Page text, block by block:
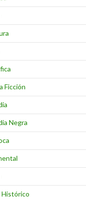
Ficción
Negra
Histórico